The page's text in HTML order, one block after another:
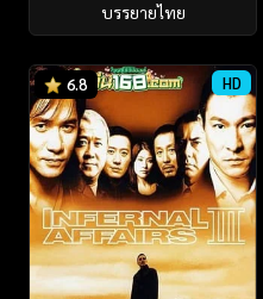
บรรยายไทย
6.8 HD